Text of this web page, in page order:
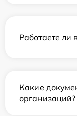
Работаете ли
Какие
организаций?